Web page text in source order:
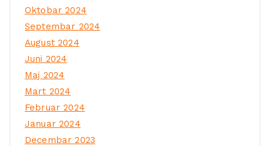
Oktobar 2024
Septembar 2024
August 2024
Juni 2024
Maj 2024
Mart 2024
Februar 2024
Januar 2024
Decembar 2023